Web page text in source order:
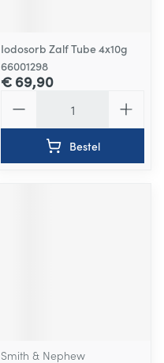
Iodosorb Zalf Tube 4x10g
66001298
€ 69,90
Bestel
Smith & Nephew